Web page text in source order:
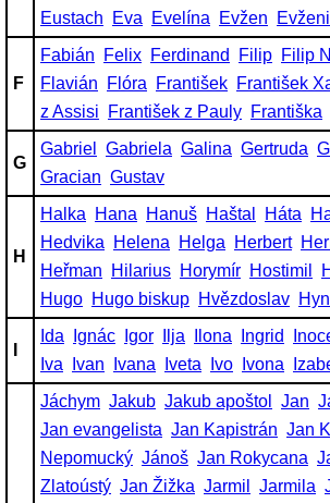
Eustach
Eva Evelína Evžen
F
Fabián Felix Ferdinand Filip Filip
Flavián
Flóra František František
z Assisi
František z Pauly Františka
G
Gabriel Gabriela Galina Gertruda
Gracian Gustav
H
Halka Hana Hanuš Haštal Háta
Hedvika
Helena Helga Herbert
Heřman
Hilarius Horymír Hostimil
Hugo Hugo biskup Hvězdoslav
Ida Ignác Igor Ilja Ilona Ingrid
Iva
Ivan Ivana Iveta Ivo Ivona
Jáchym Jakub Jakub apoštol Jan
Jan evangelista Jan Kapistrán Jan
Nepomucký Jánoš Jan Rokycana
Zlatoústý Jan Žižka Jarmil Jarmila